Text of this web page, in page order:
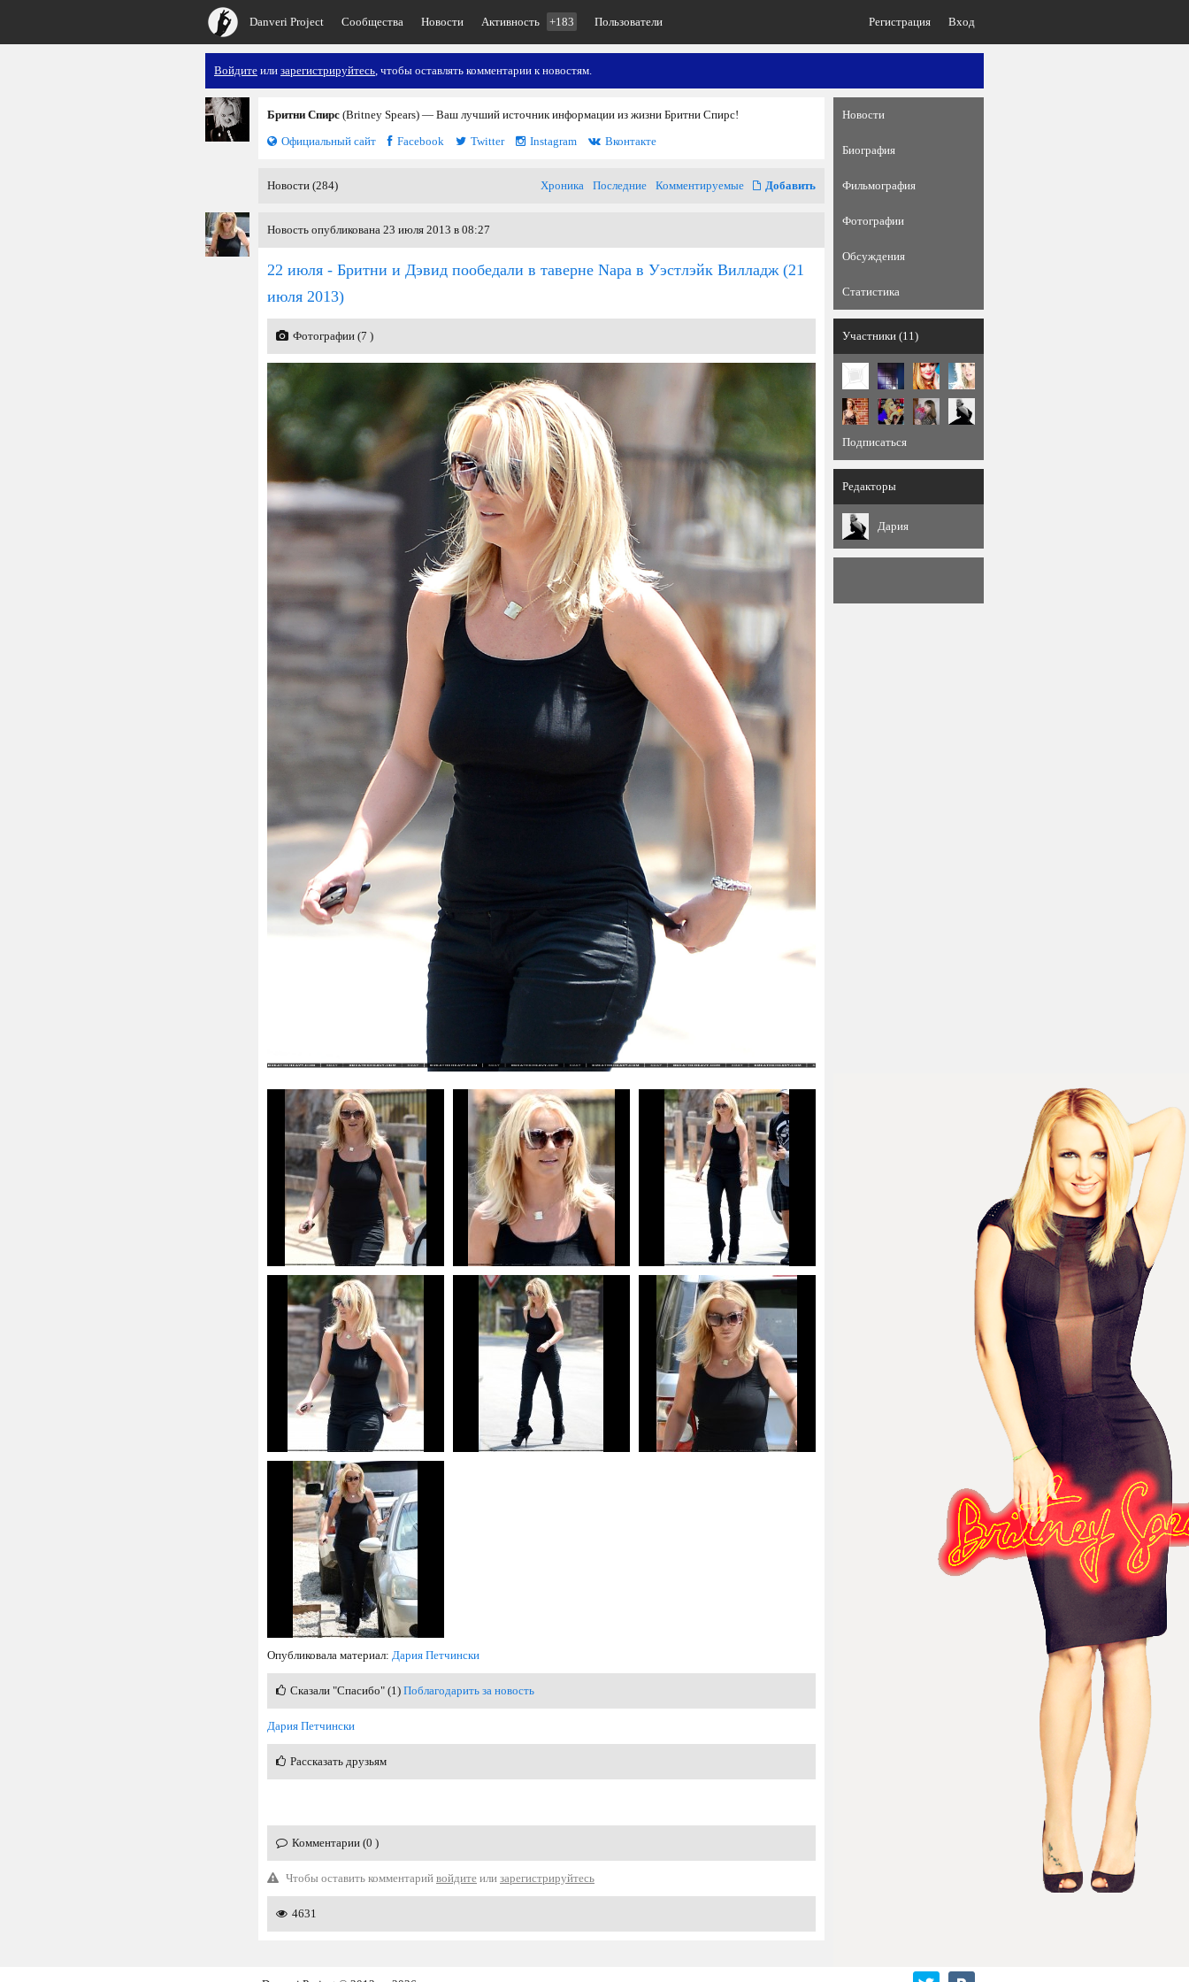
Danveri Project Сообщества Новости Активность +183 Пользователи Регистрация Вход
Войдите или зарегистрируйтесь, чтобы оставлять комментарии к новостям.
Бритни Спирс (Britney Spears) — Ваш лучший источник информации из жизни Бритни Спирс!
Официальный сайт
Facebook Twitter Instagram Вконтакте
Новости (284) Хроника Последние Комментируемые Добавить
Новость опубликована 23 июля 2013 в 08:27
22 июля - Бритни и Дэвид пообедали в таверне Napa в Уэстлэйк Вилладж(21
июля 2013)
Фотографии (7 )
Опубликовала материал: Дария Петчински
Сказали "Спасибо" (1) Поблагодарить за новость
Дария Петчински
Рассказать друзьям
Комментарии (0 )
Чтобы оставить комментарий войдите или зарегистрируйтесь
4631
Новости
Биография
Фильмография
Фотографии
Обсуждения
Статистика
Участники (11)
Подписаться
Редакторы
Дария